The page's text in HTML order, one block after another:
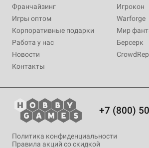
Франчайзинг
Игры оптом
Корпоративные подарки
Работа у нас
Новости
Контакты
Игрокон
Warforge
Мир
Берсерк
+7 (800)
Политика конфиденциальности
Правила акций со скидкой